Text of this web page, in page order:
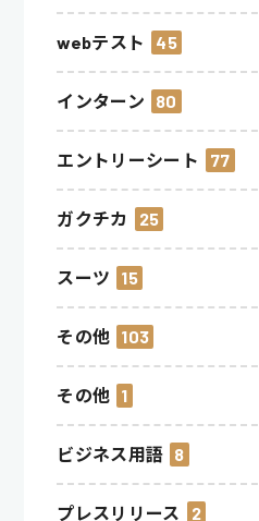
webテスト 45
インターン 80
エントリーシート 77
ガクチカ 25
スーツ 15
その他 103
その他 1
ビジネス用語 8
プレスリリース 2